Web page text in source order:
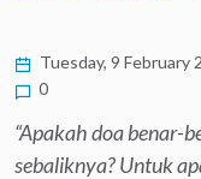
Tuesday, 9 February
0
“Apakah doa benar-
sebaliknya? Untuk